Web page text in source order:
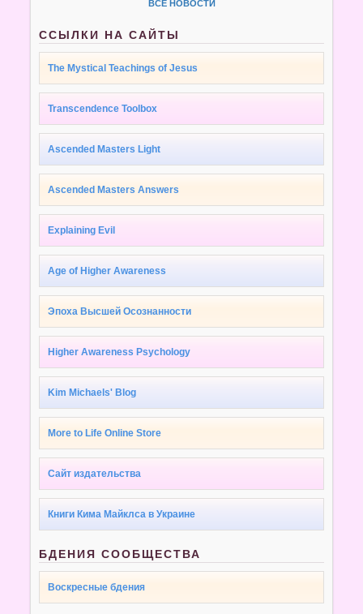
ВСЕ НОВОСТИ
ССЫЛКИ НА САЙТЫ
The Mystical Teachings of Jesus
Transcendence Toolbox
Ascended Masters Light
Ascended Masters Answers
Explaining Evil
Age of Higher Awareness
Эпоха Высшей Осознанности
Higher Awareness Psychology
Kim Michaels' Blog
More to Life Online Store
Сайт издательства
Книги Кима Майклса в Украине
БДЕНИЯ СООБЩЕСТВА
Воскресные бдения